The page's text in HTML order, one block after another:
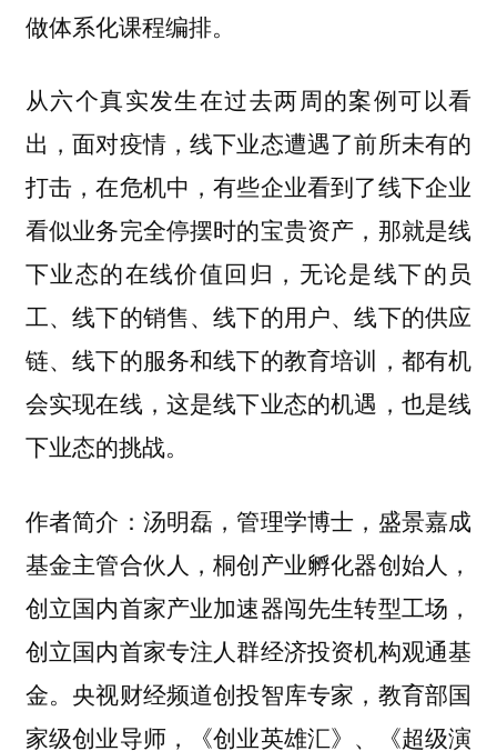
做体系化课程编排。
从六个真实发生在过去两周的案例可以看
出，面对疫情，线下业态遭遇了前所未有的
打击，在危机中，有些企业看到了线下企业
看似业务完全停摆时的宝贵资产，那就是线
下业态的在线价值回归，无论是线下的员
工、线下的销售、线下的用户、线下的供应
链、线下的服务和线下的教育培训，都有机
会实现在线，这是线下业态的机遇，也是线
下业态的挑战。
作者简介：汤明磊，管理学博士，盛景嘉成
基金主管合伙人，桐创产业孵化器创始人，
创立国内首家产业加速器闯先生转型工场，
创立国内首家专注人群经济投资机构观通基
金。央视财经频道创投智库专家，教育部国
家级创业导师，《创业英雄汇》、《超级演